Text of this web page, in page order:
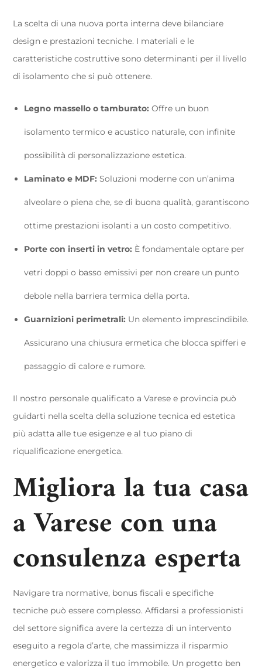
La scelta di una nuova porta interna deve bilanciare
design e prestazioni tecniche. I materiali e le
caratteristiche costruttive sono determinanti per il livello
di isolamento che si può ottenere.
Legno massello o tamburato: Offre un buon
isolamento termico e acustico naturale, con infinite
possibilità di personalizzazione estetica.
Laminato e MDF: Soluzioni moderne con un’anima
alveolare o piena che, se di buona qualità, garantiscono
ottime prestazioni isolanti a un costo competitivo.
Porte con inserti in vetro: È fondamentale optare per
vetri doppi o basso emissivi per non creare un punto
debole nella barriera termica della porta.
Guarnizioni perimetrali: Un elemento imprescindibile.
Assicurano una chiusura ermetica che blocca spifferi e
passaggio di calore e rumore.
Il nostro personale qualificato a Varese e provincia può
guidarti nella scelta della soluzione tecnica ed estetica
più adatta alle tue esigenze e al tuo piano di
riqualificazione energetica.
Migliora la tua casa
a Varese con una
consulenza esperta
Navigare tra normative, bonus fiscali e specifiche
tecniche può essere complesso. Affidarsi a professionisti
del settore significa avere la certezza di un intervento
eseguito a regola d’arte, che massimizza il risparmio
energetico e valorizza il tuo immobile. Un progetto ben